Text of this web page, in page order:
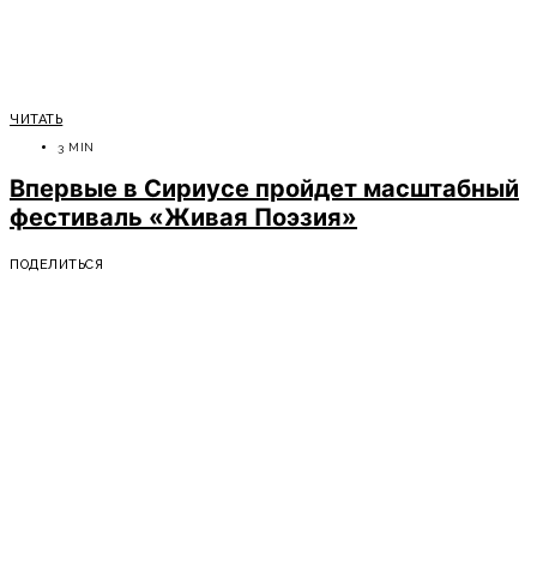
ЧИТАТЬ
3 MIN
Впервые в Сириусе пройдет масштабный
фестиваль «Живая Поэзия»
ПОДЕЛИТЬСЯ